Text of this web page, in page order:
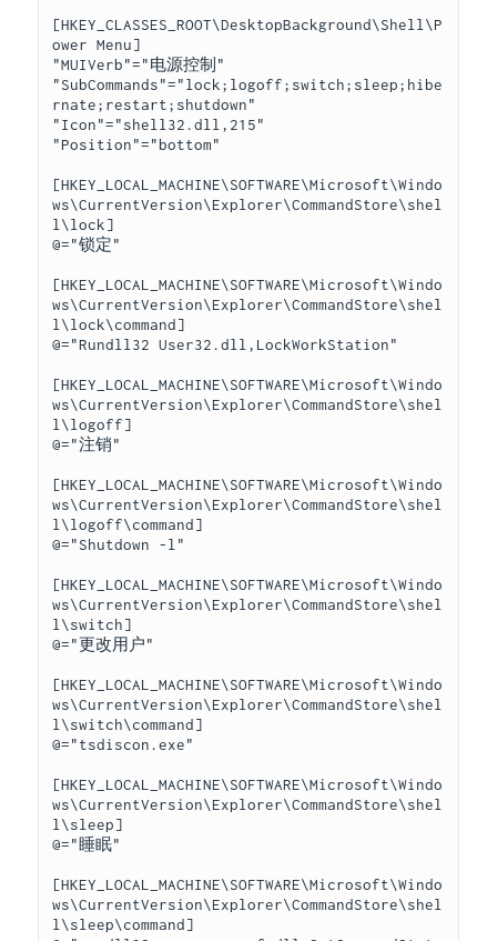
[HKEY_CLASSES_ROOT\DesktopBackground\Shell\P
ower Menu]
"MUIVerb"="电源控制"
"SubCommands"="lock;logoff;switch;sleep;hibe
rnate;restart;shutdown"
"Icon"="shell32.dll,215"
"Position"="bottom"
[HKEY_LOCAL_MACHINE\SOFTWARE\Microsoft\Windo
ws\CurrentVersion\Explorer\CommandStore\shel
l\lock]
@="锁定"
[HKEY_LOCAL_MACHINE\SOFTWARE\Microsoft\Windo
ws\CurrentVersion\Explorer\CommandStore\shel
l\lock\command]
@="Rundll32 User32.dll,LockWorkStation"
[HKEY_LOCAL_MACHINE\SOFTWARE\Microsoft\Windo
ws\CurrentVersion\Explorer\CommandStore\shel
l\logoff]
@="注销"
[HKEY_LOCAL_MACHINE\SOFTWARE\Microsoft\Windo
ws\CurrentVersion\Explorer\CommandStore\shel
l\logoff\command]
@="Shutdown -l"
[HKEY_LOCAL_MACHINE\SOFTWARE\Microsoft\Windo
ws\CurrentVersion\Explorer\CommandStore\shel
l\switch]
@="更改用户"
[HKEY_LOCAL_MACHINE\SOFTWARE\Microsoft\Windo
ws\CurrentVersion\Explorer\CommandStore\shel
l\switch\command]
@="tsdiscon.exe"
[HKEY_LOCAL_MACHINE\SOFTWARE\Microsoft\Windo
ws\CurrentVersion\Explorer\CommandStore\shel
l\sleep]
@="睡眠"
[HKEY_LOCAL_MACHINE\SOFTWARE\Microsoft\Windo
ws\CurrentVersion\Explorer\CommandStore\shel
l\sleep\command]